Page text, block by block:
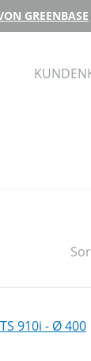
GREENBASE